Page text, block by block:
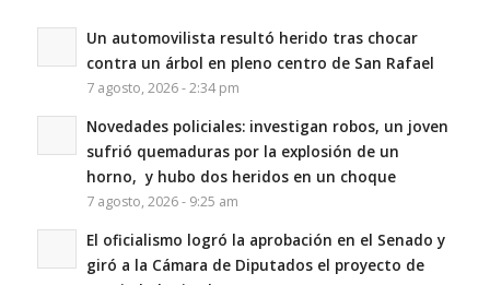
Un automovilista resultó herido tras chocar
contra un árbol en pleno centro de San Rafael
7 agosto, 2026 - 2:34 pm
Novedades policiales: investigan robos, un joven
sufrió quemaduras por la explosión de un
horno, y hubo dos heridos en un choque
7 agosto, 2026 - 9:25 am
El oficialismo logró la aprobación en el Senado y
giró a la Cámara de Diputados el proyecto de